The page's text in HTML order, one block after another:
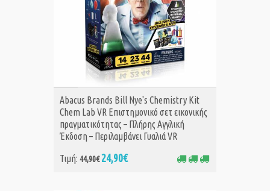
ΑΓΟΡΑ
Abacus Brands Bill Nye's Chemistry Kit
Chem Lab VR Επιστημονικό σετ εικονικής
πραγματικότητας – Πλήρης Αγγλική
Έκδοση – Περιλαμβάνει Γυαλιά VR
Τιμή: 44,90€24,90€